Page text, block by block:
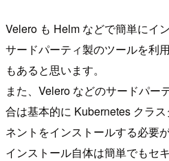
Velero も Helm などで簡単にイ
サードパーティ製のツールを利
もあると思います。
また、Velero などのサードパー
合は基本的に Kubernetes クラ
ネントをインストールする必要が
インストール自体は簡単でもセ